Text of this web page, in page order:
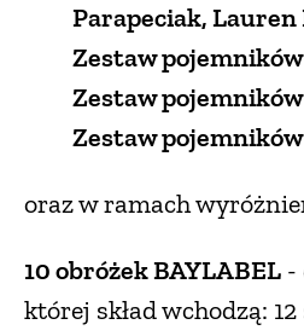
Parapeciak,
Zestaw pojemników
Zestaw pojemników
Zestaw pojemników
oraz w ramach
10 obróżek BAYLABEL -
której skład wchodzą: